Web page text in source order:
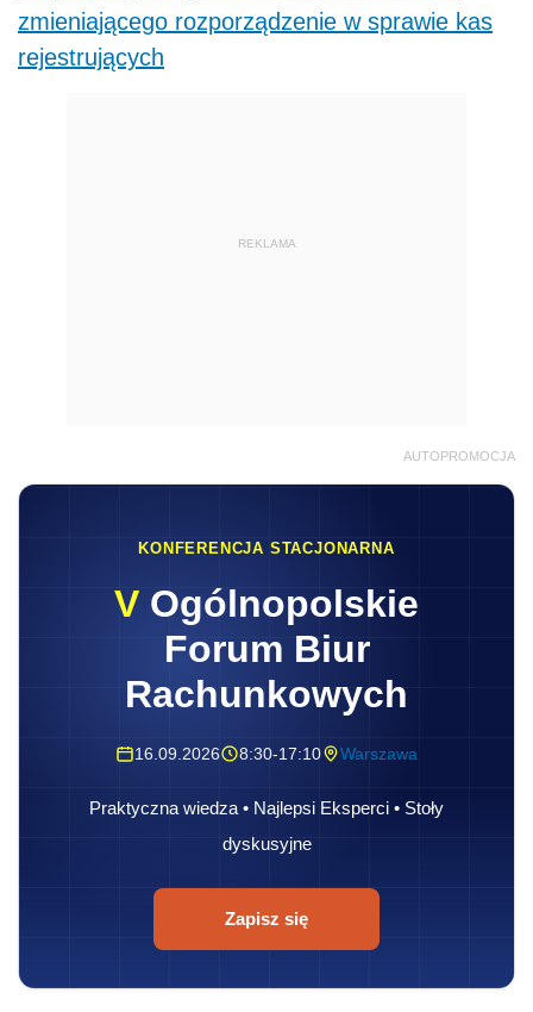
zmieniającego rozporządzenie w sprawie kas
rejestrujących
REKLAMA
AUTOPROMOCJA
KONFERENCJA STACJONARNA
V Ogólnopolskie
Forum Biur
Rachunkowych
16.09.2026 8:30-17:10 Warszawa
Praktyczna wiedza • Najlepsi Eksperci • Stoły
dyskusyjne
Zapisz się